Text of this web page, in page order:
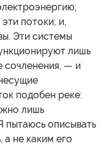
потоки; и,
Эти системы
лишь
сочленения, — и
подобен реке:
лишь
пытаюсь описывать
а не каким его